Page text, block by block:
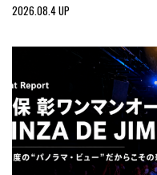
2026.08.4 UP